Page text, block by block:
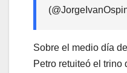
Sobre el medio día
Petro retuiteó el trino